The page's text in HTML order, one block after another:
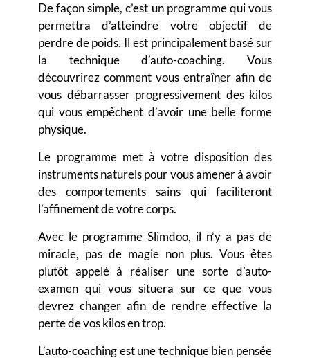
De façon simple,c’est un programme qui vous
permettra d’atteindre votre objectif de
perdre de poids. Il est principalement basé sur
la technique d’auto-coaching. Vous
découvrirez comment vous entraîner afin de
vous débarrasser progressivement des kilos
qui vous empêchent d’avoir une belle forme
physique.
Le programme met à votre disposition des
instruments naturels pour vous amener à avoir
des comportements sains qui faciliteront
l’affinement de votre corps.
Avec le programme Slimdoo, il n’y a pas de
miracle, pas de magie non plus. Vous êtes
plutôt appelé à réaliser une sorte d’auto-
examen qui vous situera sur ce que vous
devrez changer afin de rendre effective la
perte de vos kilos en trop.
L’auto-coaching est une technique bien pensée